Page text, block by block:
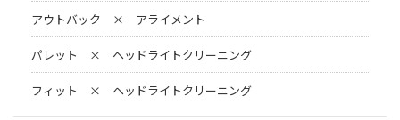
アウトバック × アライメント
パレット × ヘッドライトクリーニング
フィット × ヘッドライトクリーニング